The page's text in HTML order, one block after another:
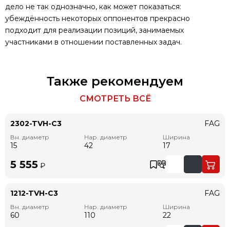
дело не так однозначно, как может показаться:
убеждённость некоторых оппонентов прекрасно
подходит для реализации позиций, занимаемых
участниками в отношении поставленных задач.
Также рекомендуем
СМОТРЕТЬ ВСЁ
2302-TVH-C3
Вн. диаметр
15
Нар. диаметр
42
Ширина
17
FAG
5 555 ₽
1212-TVH-C3
Вн. диаметр
60
Нар. диаметр
110
Ширина
22
FAG